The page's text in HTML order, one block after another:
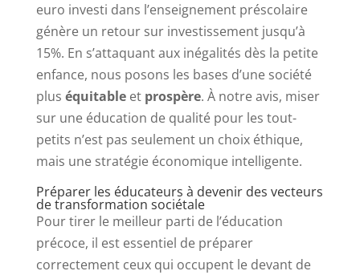
euro investi dans l’enseignement préscolaire
génère un retour sur investissement jusqu’à
15%. En s’attaquant aux inégalités dès la petite
enfance, nous posons les bases d’une société
plus équitableet prospère. À notre avis, miser
sur une éducation de qualité pour les tout-
petits n’est pas seulement un choix éthique,
mais une stratégie économique intelligente.
Préparer les éducateurs à devenir des vecteurs
de transformation sociétale
Pour tirer le meilleur parti de l’éducation
précoce, il est essentiel de préparer
correctement ceux qui occupent le devant de